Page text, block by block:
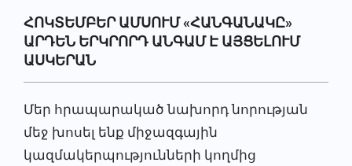
ՀՈԿՏԵՄԲԵՐ ԱՄՍՈՒՄ «ՀԱՆԳԱՆԱԿԸ»
ԱՐԴԵՆ ԵՐԿՐՈՐԴ ԱՆԳԱՄ Է ԱՅՑԵԼՈՒՄ
ԱՍԿԵՐԱՆ
Մեր հրապարակած նախորդ նորության
մեջ խոսել ենք միջազգային
կազմակերպությունների կողմից